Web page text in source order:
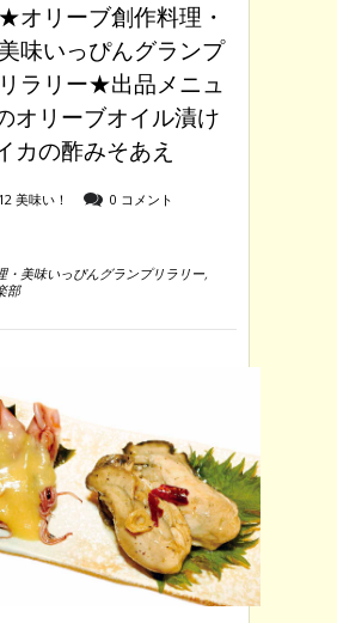
★オリーブ創作料理・
美味いっぴんグランプ
リラリー★出品メニュ
オリーブオイル漬け
カの酢みそあえ
美味い！ 0 コメント
・美味いっぴんグランプリラリー,
部